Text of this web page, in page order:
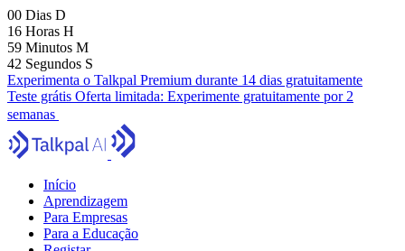
00 Dias D
16 Horas H
59 Minutos M
41 Segundos S
Experimenta o Talkpal Premium durante 14 dias gratuitamente
Teste grátis Oferta limitada: Experimente gratuitamente por 2
semanas
Início
Aprendizagem
Para Empresas
Para a Educação